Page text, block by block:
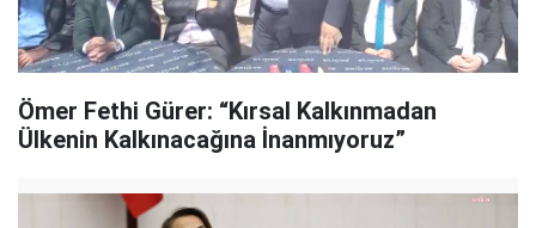
Ömer Fethi Gürer: “Kırsal Kalkınmadan
Ülkenin Kalkınacağına İnanmıyoruz”